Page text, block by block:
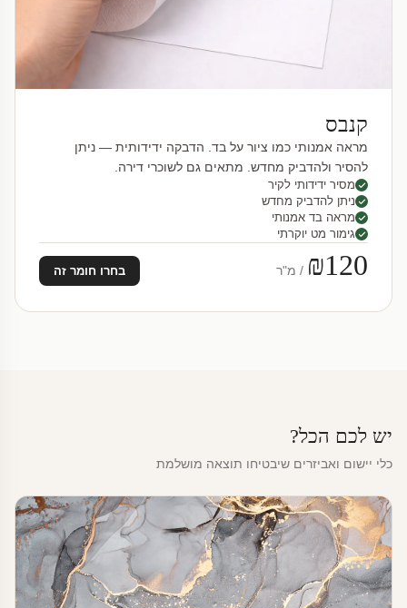
קנבס
מראה אמנותי כמו ציור על בד. הדבקה ידידותית — ניתן
להסיר ולהדביק מחדש. מתאים גם לשוכרי דירה.
מסיר ידידותי לקיר
ניתן להדביק מחדש
מראה בד אמנותי
גימור מט יוקרתי
₪120 / מ"ר בחרו חומר זה
יש לכם הכל?
כלי יישום ואביזרים שיבטיחו תוצאה מושלמת